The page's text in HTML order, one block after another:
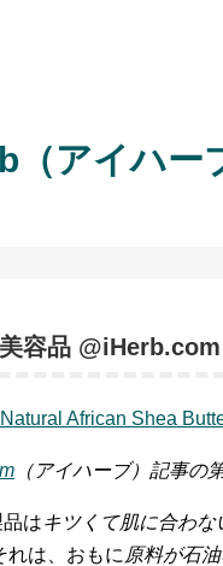
（アイハー
容品 @iHerb.com
（アイハーブ）記事の
品はキツくて肌に合わな
れは、おもに 原料が石